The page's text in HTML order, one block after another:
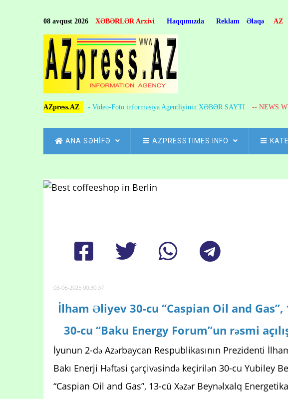
08 avqust 2026 XƏBƏRLƏR Arxivi Haqqımızda Reklam Əlaqə AZ
AZpress.AZ - Video-Foto informasiya Agentliyinin XƏBƏR SAYTI -- NEWS
MAIN
NAVIGATION
ANA SƏHİFƏ AZPRESSTIMES.INFO
Breadcrumb
03-06-2025 00:30:37
İlham Əliyev 30-cu “Caspian Oil and Gas”,
30-cu “Baku Energy Forum”un rəsmi
İyunun 2-də Azərbaycan Respublikasının Prezidenti
Bakı Enerji Həftəsi çərçivəsində keçirilən 30-cu Yubiley
“Caspian Oil and Gas”, 13-cü Xəzər Beynəlxalq